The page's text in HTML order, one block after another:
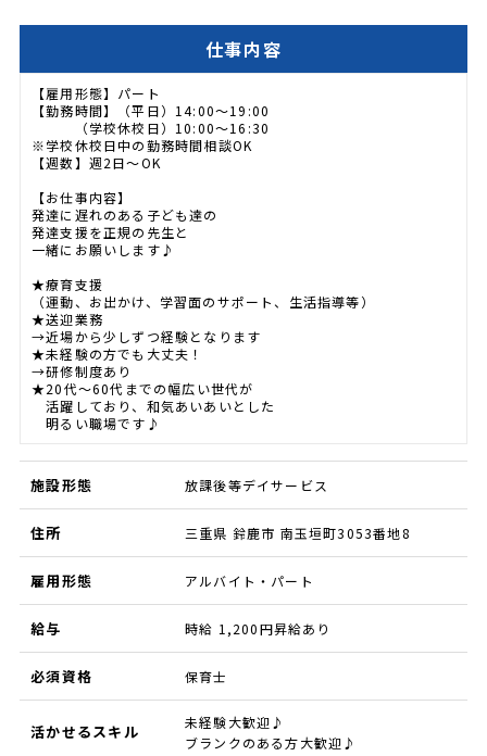
仕事内容
【雇用形態】パート
【勤務時間】（平日）14:00～19:00
（学校休校日）10:00～16:30
※学校休校日中の勤務時間相談OK
【週数】週2日～OK
【お仕事内容】
発達に遅れのある子ども達の
発達支援を正規の先生と
一緒にお願いします♪
★療育支援
（運動、お出かけ、学習面のサポート、生活指導等）
★送迎業務
→近場から少しずつ経験となります
★未経験の方でも大丈夫！
→研修制度あり
★20代～60代までの幅広い世代が
活躍しており、和気あいあいとした
明るい職場です♪
施設形態 放課後等デイサービス
住所 三重県 鈴鹿市 南玉垣町3053番地8
雇用形態 アルバイト・パート
給与 時給 1,200円昇給あり
必須資格 保育士
活かせるスキル
未経験大歓迎♪
ブランクのある方大歓迎♪